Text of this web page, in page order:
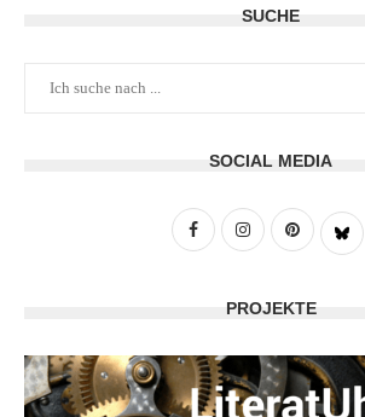
SUCHE
SOCIAL MEDIA
PROJEKTE